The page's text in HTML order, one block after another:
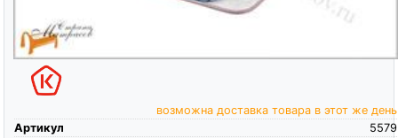
возможна доставка товара в этот же день
Артикул
5579